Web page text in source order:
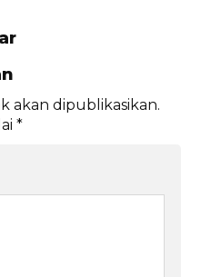
akan dipublikasikan.
*